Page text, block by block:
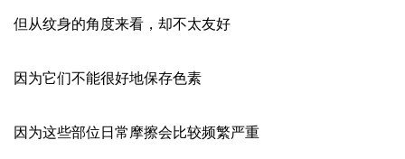
但从纹身的角度来看，却不太友好
因为它们不能很好地保存色素
因为这些部位日常摩擦会比较频繁严重